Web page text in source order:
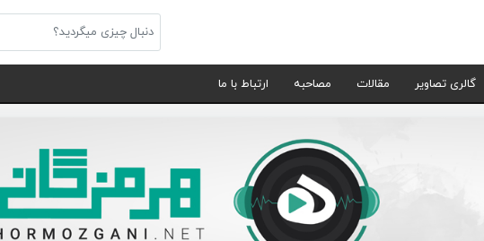
گالری تصاویر مقالات مصاحبه ارتباط با ما